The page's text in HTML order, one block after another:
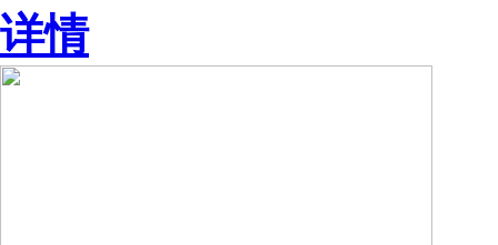
详情